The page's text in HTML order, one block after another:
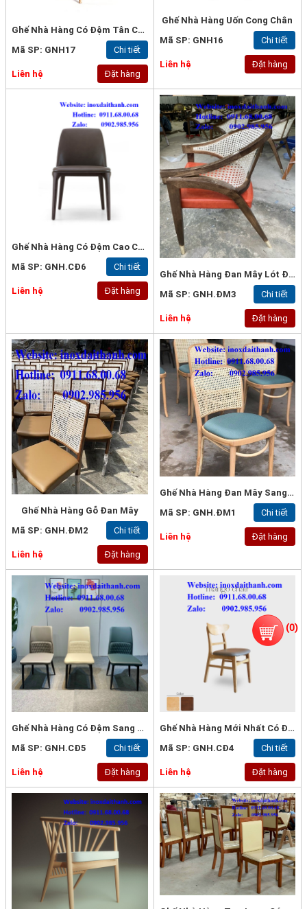
Ghế Nhà Hàng Có Đệm Tân Cổ Điển
Mã SP: GNH17
Chi tiết
Liên hệ Đặt hàng
Ghế Nhà Hàng Uốn Cong Chân
Mã SP: GNH16
Chi tiết
Liên hệ Đặt hàng
Ghế Nhà Hàng Có Đệm Cao Cấp
Mã SP: GNH.CĐ6
Chi tiết
Liên hệ Đặt hàng
Ghế Nhà Hàng Đan Mây Lót Đệm
Mã SP: GNH.ĐM3
Chi tiết
Liên hệ Đặt hàng
Ghế Nhà Hàng Gỗ Đan Mây
Mã SP: GNH.ĐM2
Chi tiết
Liên hệ Đặt hàng
Ghế Nhà Hàng Đan Mây Sang Trọng
Mã SP: GNH.ĐM1
Chi tiết
Liên hệ Đặt hàng
Ghế Nhà Hàng Có Đệm Sang Trọng | Ghế Nhà Hàng Cao Cấp
Mã SP: GNH.CĐ5
Chi tiết
Liên hệ Đặt hàng
Ghế Nhà Hàng Mới Nhất Có Đệm | Ghế Nhà Hàng Cao Cấp | Ghế Nhà Hàng Mới
Mã SP: GNH.CĐ4
Chi tiết
Liên hệ Đặt hàng
(0)